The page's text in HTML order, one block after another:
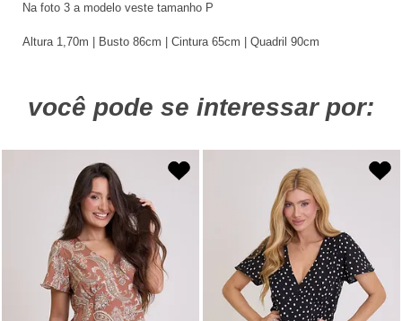
Na foto 3 a modelo veste tamanho P
Altura 1,70m | Busto 86cm | Cintura 65cm | Quadril 90cm
você pode se interessar por: